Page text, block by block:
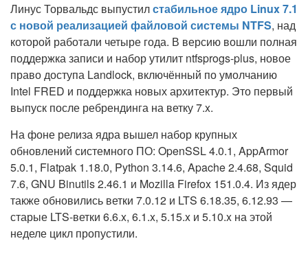
Линус Торвальдс выпустилстабильное ядро Linux 7.1
с новой реализацией файловой системы NTFS, над
которой работали четыре года. В версию вошли полная
поддержка записи и набор утилит ntfsprogs-plus, новое
право доступа Landlock, включённый по умолчанию
Intel FRED и поддержка новых архитектур. Это первый
выпуск после ребрендинга на ветку 7.x.
На фоне релиза ядра вышел набор крупных
обновлений системного ПО: OpenSSL 4.0.1, AppArmor
5.0.1, Flatpak 1.18.0, Python 3.14.6, Apache 2.4.68, Squid
7.6, GNU Binutils 2.46.1 и Mozilla Firefox 151.0.4. Из ядер
также обновились ветки 7.0.12 и LTS 6.18.35, 6.12.93 —
старые LTS-ветки 6.6.x, 6.1.x, 5.15.x и 5.10.x на этой
неделе цикл пропустили.